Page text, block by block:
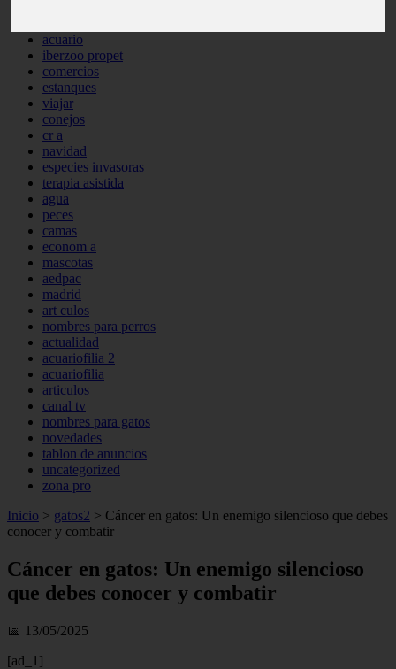
acuario
iberzoo propet
comercios
estanques
viajar
conejos
cr a
navidad
especies invasoras
terapia asistida
agua
peces
camas
econom a
mascotas
aedpac
madrid
art culos
nombres para perros
actualidad
acuariofilia 2
acuariofilia
articulos
canal tv
nombres para gatos
novedades
tablon de anuncios
uncategorized
zona pro
Inicio > gatos2 > Cáncer en gatos: Un enemigo silencioso que debes
conocer y combatir
Cáncer en gatos: Un enemigo silencioso
que debes conocer y combatir
📅 13/05/2025
[ad_1]